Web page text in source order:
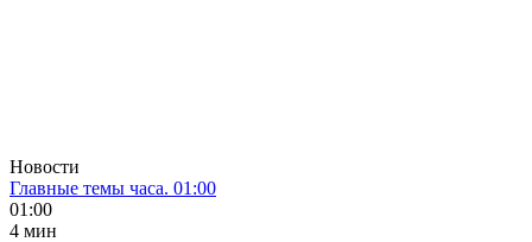
Новости
Главные темы часа. 01:00
01:00
4 мин